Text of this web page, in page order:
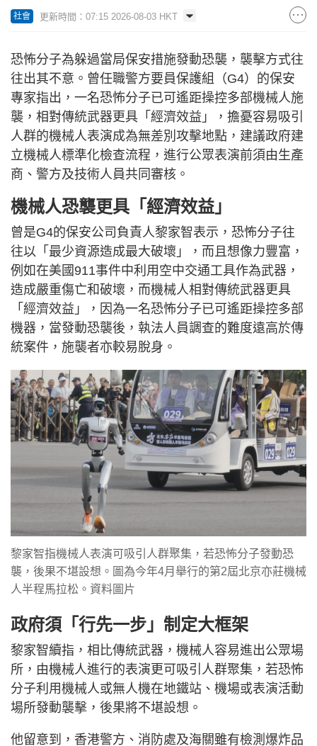
社會 更新時間：07:15 2026-08-03 HKT
恐怖分子為躲過當局保安措施發動恐襲，襲擊方式往
往出其不意。曾任職警方要員保護組（G4）的保安
專家指出，一名恐怖分子已可遙距操控多部機械人施
襲，相對傳統武器更具「經濟效益」，擔憂容易吸引
人群的機械人表演成為無差別攻擊地點，建議政府建
立機械人標準化檢查流程，進行公眾表演前須由生產
商、警方及技術人員共同審核。
機械人恐襲更具「經濟效益」
曾是G4的保安公司負責人黎家智表示，恐怖分子往
往以「最少資源造成最大破壞」，而且想像力豐富，
例如在美國911事件中利用空中交通工具作為武器，
造成嚴重傷亡和破壞，而機械人相對傳統武器更具
「經濟效益」，因為一名恐怖分子已可遙距操控多部
機器，當發動恐襲後，執法人員調查的難度遠高於傳
統案件，施襲者亦較易脫身。
黎家智指機械人表演可吸引人群聚集，若恐怖分子發動恐
襲，後果不堪設想。圖為今年4月舉行的第2屆北京亦莊機械
人半程馬拉松。資料圖片
政府須「行先一步」制定大框架
黎家智續指，相比傳統武器，機械人容易進出公眾場
所，由機械人進行的表演更可吸引人群聚集，若恐怖
分子利用機械人或無人機在地鐵站、機場或表演活動
場所發動襲擊，後果將不堪設想。
他留意到，香港警方、消防處及海關雖有檢測爆炸品